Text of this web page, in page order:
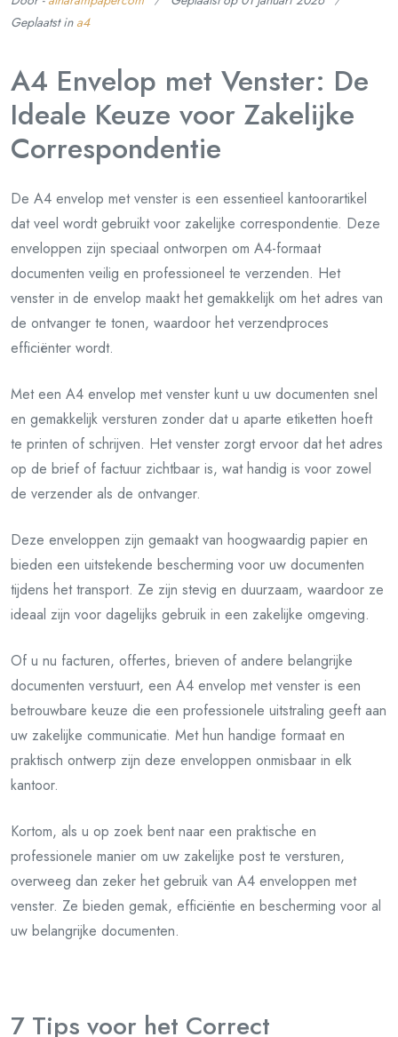
Geplaatst in a4
A4 Envelop met Venster: De
Ideale Keuze voor Zakelijke
Correspondentie
De A4 envelop met venster is een essentieel kantoorartikel
dat veel wordt gebruikt voor zakelijke correspondentie. Deze
enveloppen zijn speciaal ontworpen om A4-formaat
documenten veilig en professioneel te verzenden. Het
venster in de envelop maakt het gemakkelijk om het adres van
de ontvanger te tonen, waardoor het verzendproces
efficiënter wordt.
Met een A4 envelop met venster kunt u uw documenten snel
en gemakkelijk versturen zonder dat u aparte etiketten hoeft
te printen of schrijven. Het venster zorgt ervoor dat het adres
op de brief of factuur zichtbaar is, wat handig is voor zowel
de verzender als de ontvanger.
Deze enveloppen zijn gemaakt van hoogwaardig papier en
bieden een uitstekende bescherming voor uw documenten
tijdens het transport. Ze zijn stevig en duurzaam, waardoor ze
ideaal zijn voor dagelijks gebruik in een zakelijke omgeving.
Of u nu facturen, offertes, brieven of andere belangrijke
documenten verstuurt, een A4 envelop met venster is een
betrouwbare keuze die een professionele uitstraling geeft aan
uw zakelijke communicatie. Met hun handige formaat en
praktisch ontwerp zijn deze enveloppen onmisbaar in elk
kantoor.
Kortom, als u op zoek bent naar een praktische en
professionele manier om uw zakelijke post te versturen,
overweeg dan zeker het gebruik van A4 enveloppen met
venster. Ze bieden gemak, efficiëntie en bescherming voor al
uw belangrijke documenten.
7 Tips voor het Correct